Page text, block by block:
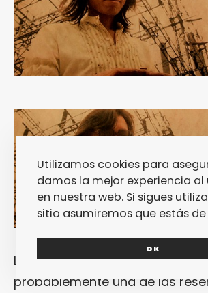
La de «Searching for Sugar
probablemente una de las
Utilizamos cookies para
damos la mejor experiencia al
en nuestra web. Si sigues
sitio asumiremos que estás
OK